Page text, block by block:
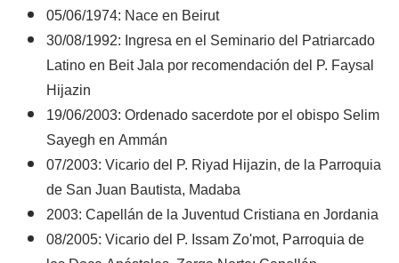
05/06/1974: Nace en Beirut
30/08/1992: Ingresa en el Seminario del Patriarcado
Latino en Beit Jala por recomendación del P. Faysal
Hijazin
19/06/2003: Ordenado sacerdote por el obispo Selim
Sayegh en Ammán
07/2003: Vicario del P. Riyad Hijazin, de la Parroquia
de San Juan Bautista, Madaba
2003: Capellán de la Juventud Cristiana en Jordania
08/2005: Vicario del P. Issam Zo'mot, Parroquia de